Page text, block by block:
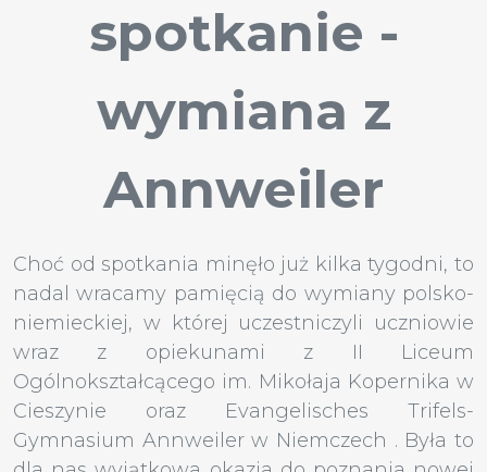
spotkanie -
wymiana z
Annweiler
Choć od spotkania minęło już kilka tygodni, to
nadal wracamy pamięcią do wymiany polsko-
niemieckiej, w której uczestniczyli uczniowie
wraz z opiekunami z II Liceum
Ogólnokształcącego im. Mikołaja Kopernika w
Cieszynie oraz Evangelisches Trifels-
Gymnasium Annweiler w Niemczech . Była to